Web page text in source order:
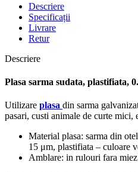
Descriere
Specificații
Livrare
Retur
Descriere
Plasa sarma sudata, plastifiata,
Utilizare plasa din sarma
pasari, custi animale de curte
Material plasa: sarma din
15 μm, plastifiata – culoare
Amblare: in rulouri fara